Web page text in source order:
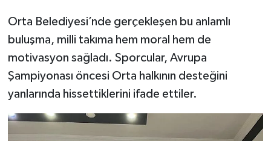
Orta Belediyesi’nde gerçekleşen bu anlamlı
buluşma, milli takıma hem moral hem de
motivasyon sağladı. Sporcular, Avrupa
Şampiyonası öncesi Orta halkının desteğini
yanlarında hissettiklerini ifade ettiler.